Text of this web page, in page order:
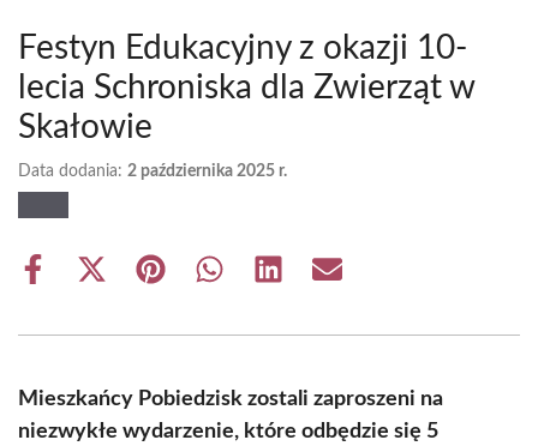
Festyn Edukacyjny z okazji 10-
lecia Schroniska dla Zwierząt w
Skałowie
Data dodania: 2 października 2025 r.
Share
Share
(Twitter)
Share Share Share Share
Mieszkańcy Pobiedzisk zostali zaproszeni na
niezwykłe wydarzenie, które odbędzie się 5